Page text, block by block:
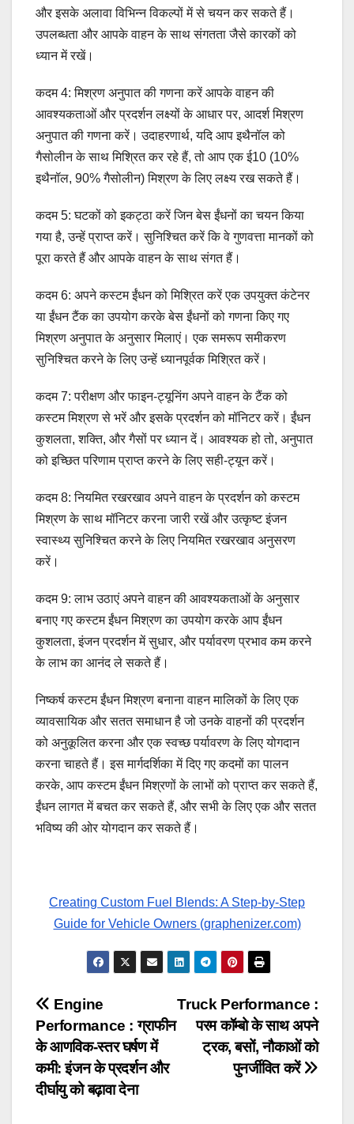
और इसके अलावा विभिन्न विकल्पों में से चयन कर सकते हैं।
उपलब्धता और आपके वाहन के साथ संगतता जैसे कारकों को
ध्यान में रखें।
कदम 4: मिश्रण अनुपात की गणना करें आपके वाहन की
आवश्यकताओं और प्रदर्शन लक्ष्यों के आधार पर, आदर्श मिश्रण
अनुपात की गणना करें। उदाहरणार्थ, यदि आप इथैनॉल को
गैसोलीन के साथ मिश्रित कर रहे हैं, तो आप एक ई10 (10%
इथैनॉल, 90% गैसोलीन) मिश्रण के लिए लक्ष्य रख सकते हैं।
कदम 5: घटकों को इकट्ठा करें जिन बेस ईंधनों का चयन किया
गया है, उन्हें प्राप्त करें। सुनिश्चित करें कि वे गुणवत्ता मानकों को
पूरा करते हैं और आपके वाहन के साथ संगत हैं।
कदम 6: अपने कस्टम ईंधन को मिश्रित करें एक उपयुक्त कंटेनर
या ईंधन टैंक का उपयोग करके बेस ईंधनों को गणना किए गए
मिश्रण अनुपात के अनुसार मिलाएं। एक समरूप समीकरण
सुनिश्चित करने के लिए उन्हें ध्यानपूर्वक मिश्रित करें।
कदम 7: परीक्षण और फाइन-ट्यूनिंग अपने वाहन के टैंक को
कस्टम मिश्रण से भरें और इसके प्रदर्शन को मॉनिटर करें। ईंधन
कुशलता, शक्ति, और गैसों पर ध्यान दें। आवश्यक हो तो, अनुपात
को इच्छित परिणाम प्राप्त करने के लिए सही-ट्यून करें।
कदम 8: नियमित रखरखाव अपने वाहन के प्रदर्शन को कस्टम
मिश्रण के साथ मॉनिटर करना जारी रखें और उत्कृष्ट इंजन
स्वास्थ्य सुनिश्चित करने के लिए नियमित रखरखाव अनुसरण
करें।
कदम 9: लाभ उठाएं अपने वाहन की आवश्यकताओं के अनुसार
बनाए गए कस्टम ईंधन मिश्रण का उपयोग करके आप ईंधन
कुशलता, इंजन प्रदर्शन में सुधार, और पर्यावरण प्रभाव कम करने
के लाभ का आनंद ले सकते हैं।
निष्कर्ष कस्टम ईंधन मिश्रण बनाना वाहन मालिकों के लिए एक
व्यावसायिक और सतत समाधान है जो उनके वाहनों की प्रदर्शन
को अनुकूलित करना और एक स्वच्छ पर्यावरण के लिए योगदान
करना चाहते हैं। इस मार्गदर्शिका में दिए गए कदमों का पालन
करके, आप कस्टम ईंधन मिश्रणों के लाभों को प्राप्त कर सकते हैं,
ईंधन लागत में बचत कर सकते हैं, और सभी के लिए एक और सतत
भविष्य की ओर योगदान कर सकते हैं।
Creating Custom Fuel Blends: A Step-by-Step
Guide for Vehicle Owners (graphenizer.com)
Post
navigation
Truck Performance :
परम कॉम्बो के साथ अपने
ट्रक, बसों, नौकाओं को
पुनर्जीवित करें
Engine
Performance : ग्राफीन
के आणविक-स्तर घर्षण में
कमी: इंजन के प्रदर्शन और
दीर्घायु को बढ़ावा देना